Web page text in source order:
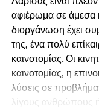
αφιέρωμα σε άμεσα
διοργάνωση έχει
της, ένα πολύ
καινοτομίας. Οι
καινοτομίας, η
λύσεις σε
λίγους ανθρώπους